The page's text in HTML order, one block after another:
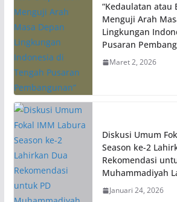
“Kedaulatan atau
Menguji Arah
Lingkungan
Pusaran
Maret 2, 2026
Diskusi Umum
Season ke-2
Rekomendasi
Muhammadiyah
Januari 24, 2026